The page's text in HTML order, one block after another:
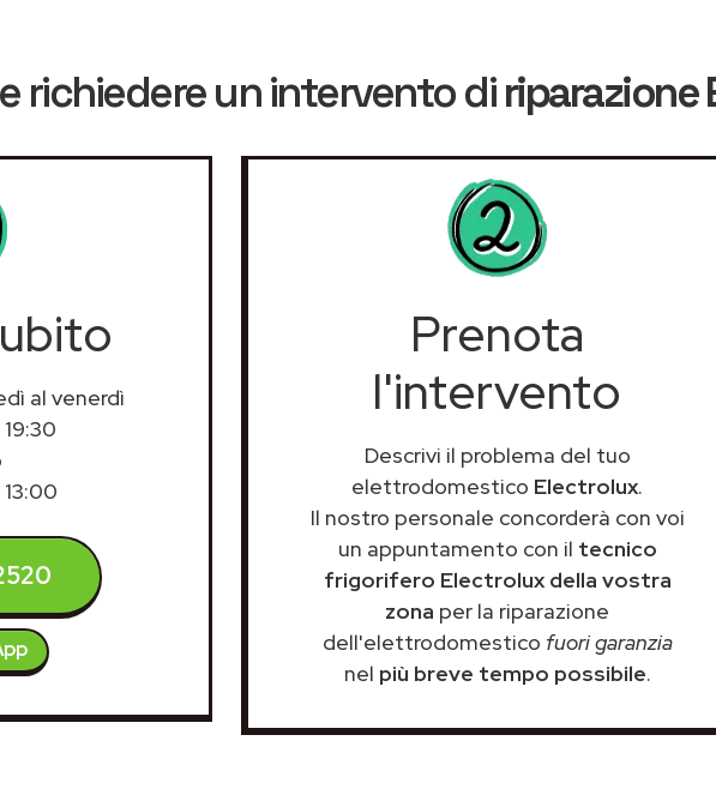
richiedere un intervento diriparazione
al venerdì
Prenota
l'intervento
Descrivi il problema del tuo
elettrodomestico Electrolux.
Il nostro personale concorderà con voi
un appuntamento con il tecnico
frigorifero Electrolux della vostra
zona per la riparazione
dell'elettrodomestico fuori garanzia
nel più breve tempo possibile.